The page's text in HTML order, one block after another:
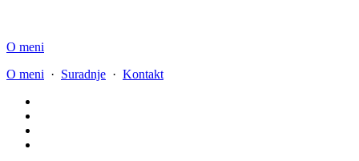
O meni
O meni · Suradnje · Kontakt